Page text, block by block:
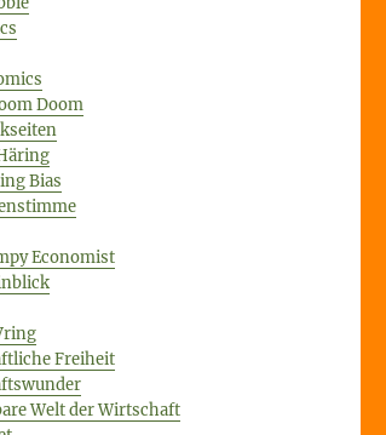
Doom
Bias
Economist
Freiheit
Welt der Wirtschaft